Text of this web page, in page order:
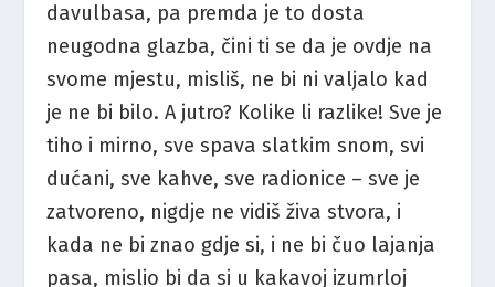
davulbasa, pa premda je to dosta
neugodna glazba, čini ti se da je ovdje na
svome mjestu, misliš, ne bi ni valjalo kad
je ne bi bilo. A jutro? Kolike li razlike! Sve je
tiho i mirno, sve spava slatkim snom, svi
dućani, sve kahve, sve radionice – sve je
zatvoreno, nigdje ne vidiš živa stvora, i
kada ne bi znao gdje si, i ne bi čuo lajanja
pasa, mislio bi da si u kakavoj izumrloj